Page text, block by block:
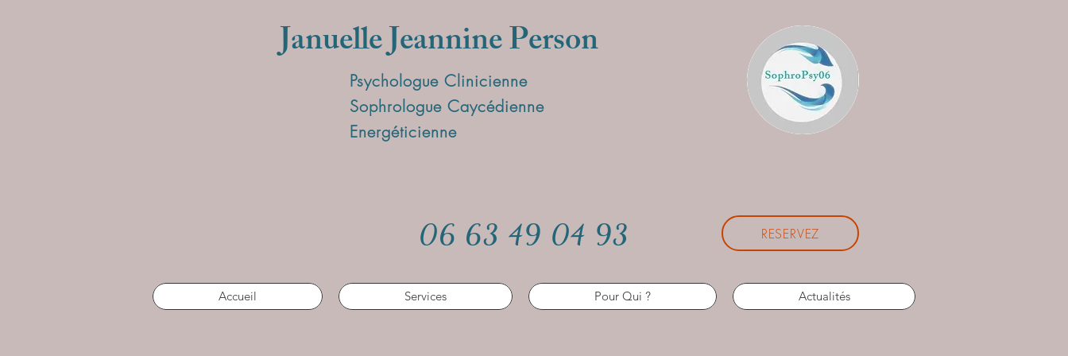
Januelle Jeannine Person
Psychologue Clinicienne
Sophrologue Caycédienne
Energéticienne
06 63 49 04 93 RESERVEZ
Accueil Services Pour Qui ? Actualités